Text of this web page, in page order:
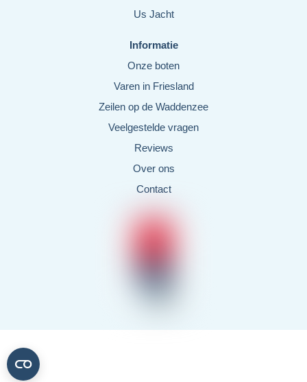
Us Jacht
Informatie
Onze boten
Varen in Friesland
Zeilen op de Waddenzee
Veelgestelde vragen
Reviews
Over ons
Contact